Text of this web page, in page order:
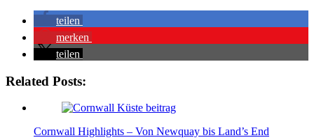
teilen
merken
teilen
Related Posts:
Cornwall Highlights – Von Newquay bis Land’s End